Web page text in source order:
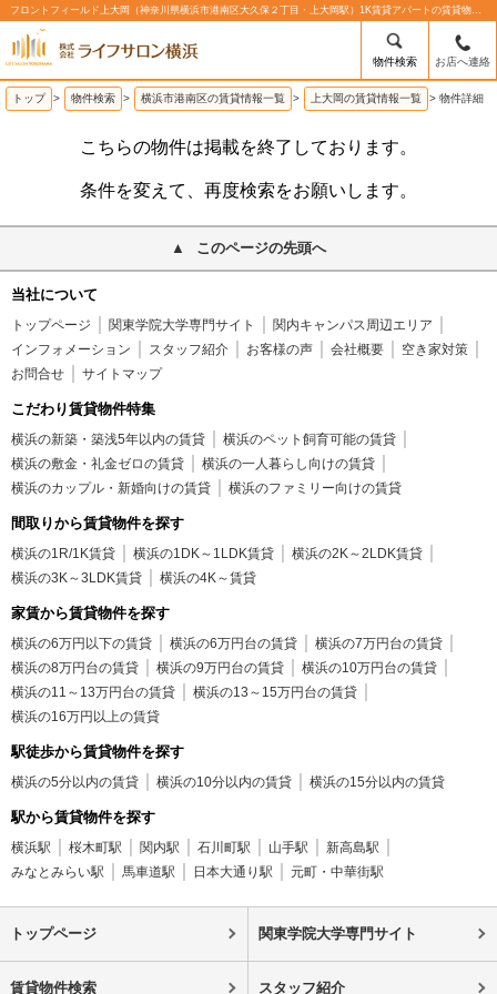
フロントフィールド上大岡（神奈川県横浜市港南区大久保２丁目・上大岡駅）1K賃貸アパートの賃貸物件情報%% | 株式会社ライフサロン横浜
物件検索 お店へ連絡
トップ > 物件検索 > 横浜市港南区の賃貸情報一覧 > 上大岡の賃貸情報一覧 > 物件詳細
こちらの物件は掲載を終了しております。
条件を変えて、再度検索をお願いします。
このページの先頭へ
当社について
トップページ 関東学院大学専門サイト
関内キャンパス周辺エリア
インフォメーション
スタッフ紹介 お客様の声 会社概要
空き家対策
お問合せ
サイトマップ
こだわり賃貸物件特集
横浜の新築・築浅5年以内の賃貸
横浜のペット飼育可能の賃貸
横浜の敷金・礼金ゼロの賃貸
横浜の一人暮らし向けの賃貸
横浜のカップル・新婚向けの賃貸
横浜のファミリー向けの賃貸
間取りから賃貸物件を探す
横浜の1R/1K賃貸 横浜の1DK～1LDK賃貸
横浜の2K～2LDK賃貸
横浜の3K～3LDK賃貸
横浜の4K～賃貸
家賃から賃貸物件を探す
横浜の6万円以下の賃貸 横浜の6万円台の賃貸
横浜の7万円台の賃貸
横浜の8万円台の賃貸
横浜の9万円台の賃貸
横浜の10万円台の賃貸
横浜の11～13万円台の賃貸
横浜の13～15万円台の賃貸
横浜の16万円以上の賃貸
駅徒歩から賃貸物件を探す
横浜の5分以内の賃貸 横浜の10分以内の賃貸 横浜の15分以内の賃貸
駅から賃貸物件を探す
横浜駅 桜木町駅 関内駅 石川町駅 山手駅
新高島駅
みなとみらい駅
馬車道駅 日本大通り駅 元町・中華街駅
トップページ 関東学院大学専門サイト
賃貸物件検索 スタッフ紹介